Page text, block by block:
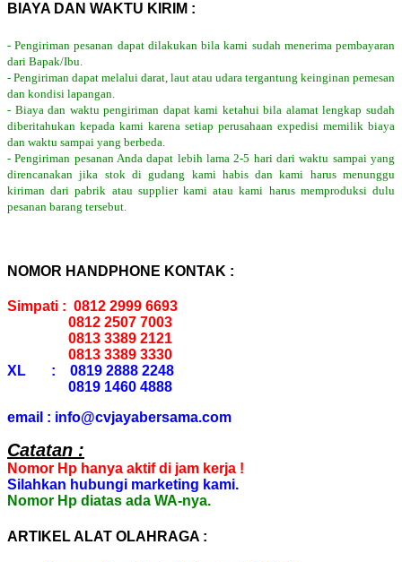
BIAYA DAN WAKTU KIRIM :
- Pengiriman pesanan dapat dilakukan bila kami sudah menerima pembayaran
dari Bapak/Ibu.
- Pengiriman dapat melalui darat, laut atau udara tergantung keinginan pemesan
dan kondisi lapangan.
- Biaya dan waktu pengiriman dapat kami ketahui bila alamat lengkap sudah
diberitahukan kepada kami karena setiap perusahaan expedisi memilik biaya
dan waktu sampai yang berbeda.
- Pengiriman pesanan Anda dapat lebih lama 2-5 hari dari waktu sampai yang
direncanakan jika stok di gudang kami habis dan kami harus menunggu
kiriman dari pabrik atau supplier kami atau kami harus memproduksi dulu
pesanan barang tersebut.
NOMOR HANDPHONE KONTAK :
Simpati : 0812 2999 6693
0812 2507 7003
0813 3389 2121
0813 3389 3330
XL : 0819 2888 2248
0819 1460 4888
email : info@cvjayabersama.com
Catatan :
Nomor Hp hanya aktif di jam kerja !
Silahkan hubungi marketing kami.
Nomor Hp diatas ada WA-nya.
ARTIKEL ALAT OLAHRAGA :